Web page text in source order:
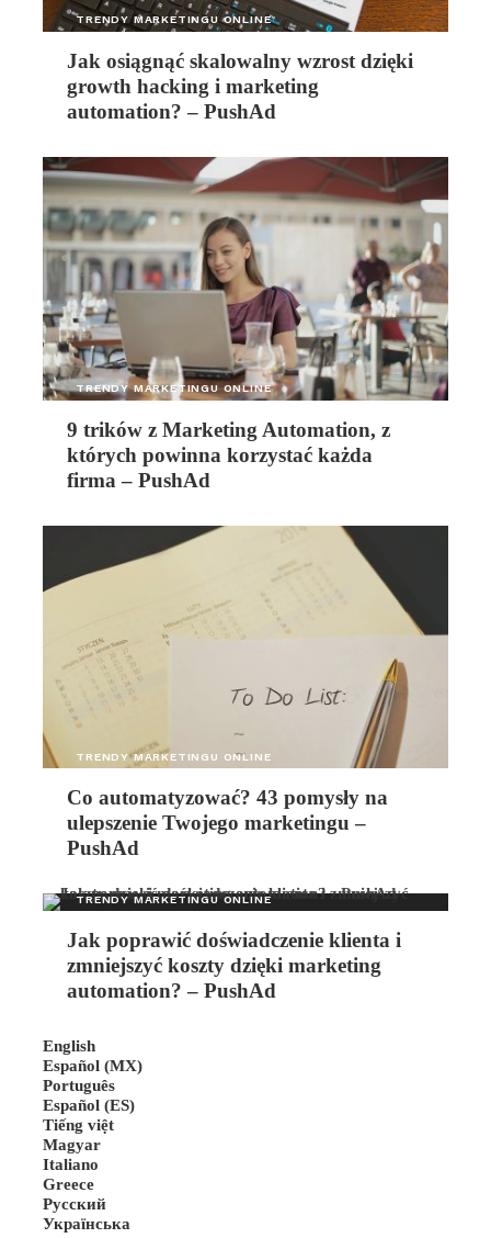
TRENDY MARKETINGU ONLINE
Jak osiągnąć skalowalny wzrost dzięki
growth hacking i marketing
automation? – PushAd
TRENDY MARKETINGU ONLINE
9 trików z Marketing Automation, z
których powinna korzystać każda
firma – PushAd
TRENDY MARKETINGU ONLINE
Co automatyzować? 43 pomysły na
ulepszenie Twojego marketingu –
PushAd
TRENDY MARKETINGU ONLINE
Jak poprawić doświadczenie klienta i
zmniejszyć koszty dzięki marketing
automation? – PushAd
English
Español (MX)
Português
Español (ES)
Tiếng việt
Magyar
Italiano
Greece
Русский
Українська